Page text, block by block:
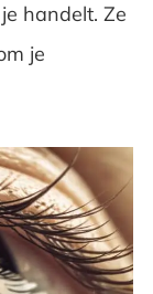
handelt. Ze
je